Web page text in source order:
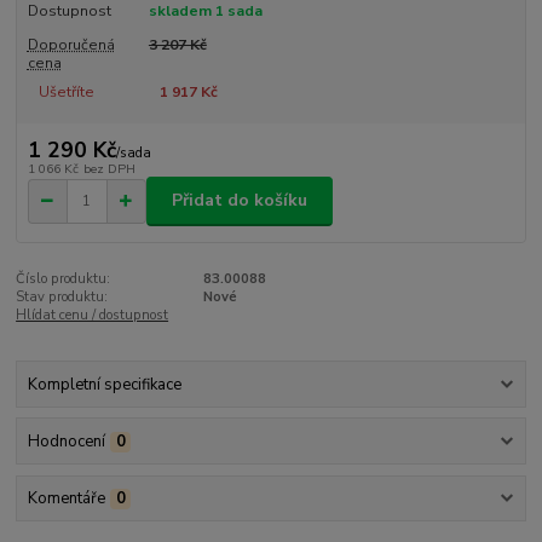
Dostupnost
skladem 1 sada
Doporučená
cena
3 207 Kč
Ušetříte 1 917 Kč
1 290 Kč/sada
1 066 Kč bez DPH
Přidat do košíku
Číslo produktu:
83.00088
Stav produktu:
Nové
Hlídat cenu / dostupnost
Kompletní specifikace
Hodnocení 0
Komentáře 0